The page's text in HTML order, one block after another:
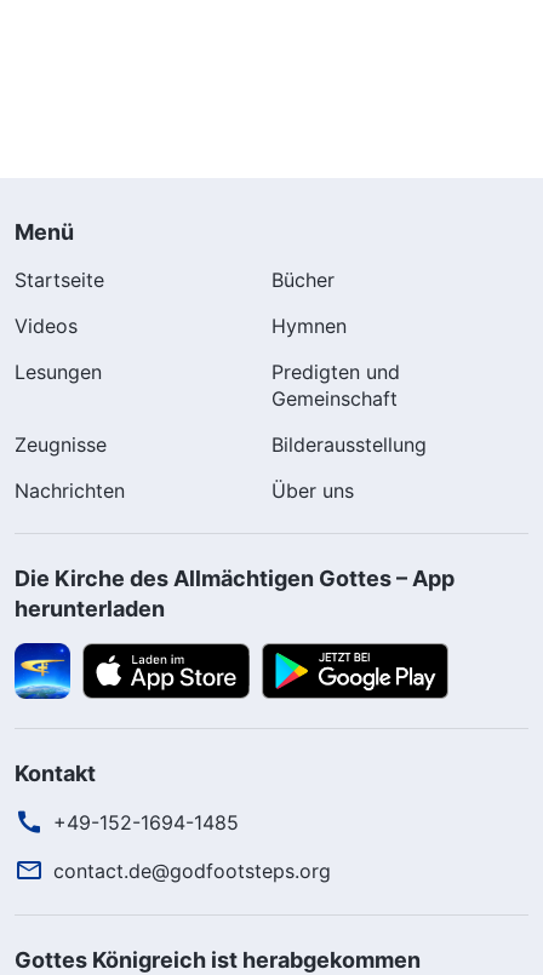
Menü
Startseite
Bücher
Videos
Hymnen
Lesungen
Predigten und
Gemeinschaft
Zeugnisse
Bilderausstellung
Nachrichten
Über uns
Die Kirche des Allmächtigen Gottes – App
herunterladen
Kontakt
+49-152-1694-1485
contact.de@godfootsteps.org
Gottes Königreich ist herabgekommen